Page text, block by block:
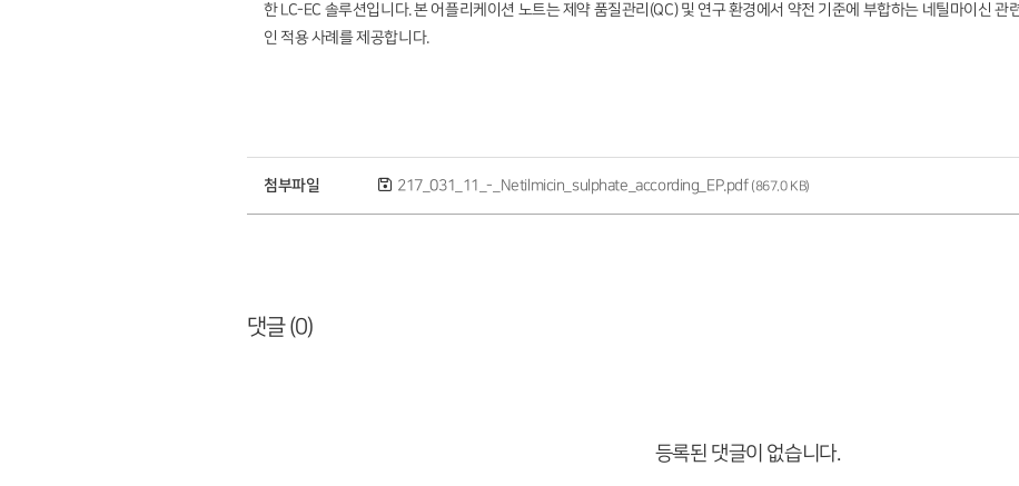
한 LC-EC 솔루션입니다. 본 어플리케이션 노트는 제약 품질관리(QC) 및 연구 환경에서 약전 기준에 부합하는 네틸마이신 관
인 적용 사례를 제공합니다.
첨부파일 217_031_11_-_Netilmicin_sulphate_according_EP.pdf (867.0 KB)
댓글 (0)
등록된 댓글이 없습니다.